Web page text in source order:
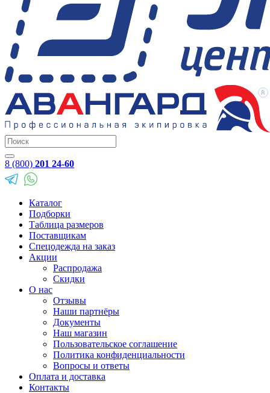
8 (800) 201 24-60
Каталог
Подборки
Таблица размеров
Поставщикам
Спецодежда на заказ
Акции
Распродажа
Скидки
О нас
Отзывы
Наши партнёры
Документы
Наш магазин
Пользовательское соглашение
Политика конфиденциальности
Вопросы и ответы
Оплата и доставка
Контакты